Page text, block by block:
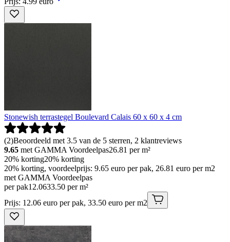
Stonewish terrastegel Boulevard Calais 60 x 60 x 4 cm
(2)Beoordeeld met 3.5 van de 5 sterren, 2 klantreviews
9.65 met GAMMA Voordeelpas26.81 per m²
20% korting20% korting
20% korting, voordeelprijs: 9.65 euro per pak, 26.81 euro per m2
met GAMMA Voordeelpas
per pak12.0633.50 per m²
Prijs: 12.06 euro per pak, 33.50 euro per m2